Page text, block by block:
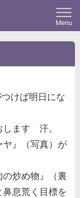
Menu
けば明日にな
します 汗。
』（写真）が
の炒め物』（裏
息荒く目標を